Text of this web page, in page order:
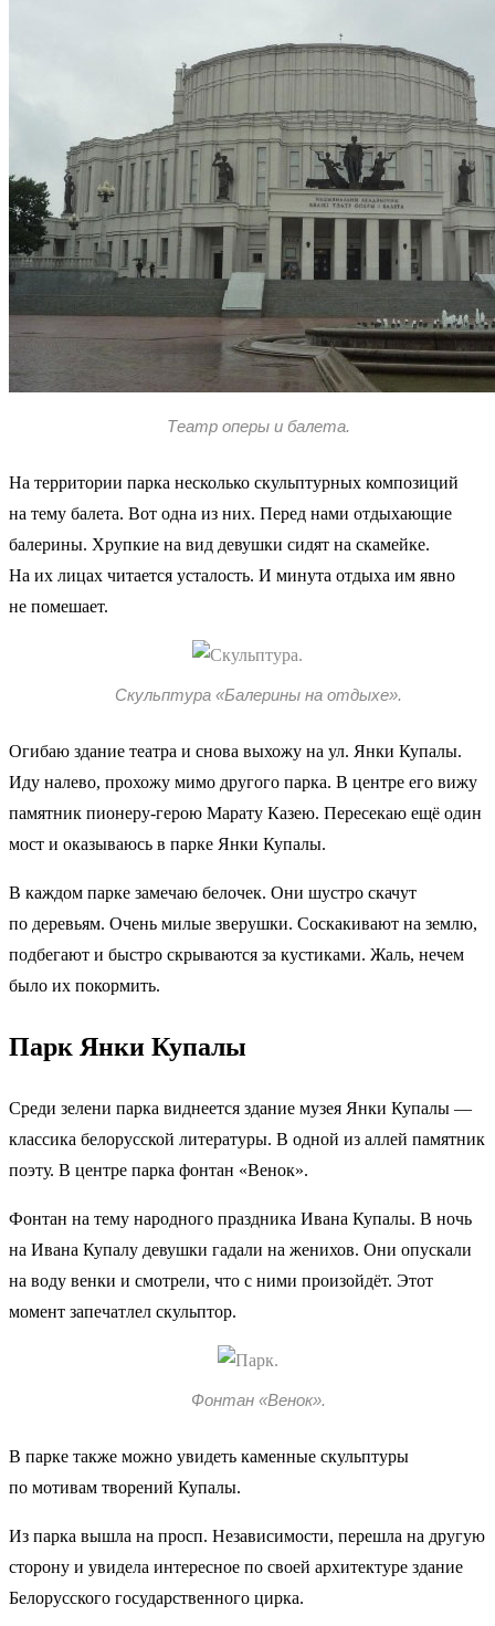
Театр оперы и балета.
На территории парка несколько скульптурных композиций
на тему балета. Вот одна из них. Перед нами отдыхающие
балерины. Хрупкие на вид девушки сидят на скамейке.
На их лицах читается усталость. И минута отдыха им явно
не помешает.
Скульптура «Балерины на отдыхе».
Огибаю здание театра и снова выхожу на ул. Янки Купалы.
Иду налево, прохожу мимо другого парка. В центре его вижу
памятник пионеру-герою Марату Казею. Пересекаю ещё один
мост и оказываюсь в парке Янки Купалы.
В каждом парке замечаю белочек. Они шустро скачут
по деревьям. Очень милые зверушки. Соскакивают на землю,
подбегают и быстро скрываются за кустиками. Жаль, нечем
было их покормить.
Парк Янки Купалы
Среди зелени парка виднеется здание музея Янки Купалы —
классика белорусской литературы. В одной из аллей памятник
поэту. В центре парка фонтан «Венок».
Фонтан на тему народного праздника Ивана Купалы. В ночь
на Ивана Купалу девушки гадали на женихов. Они опускали
на воду венки и смотрели, что с ними произойдёт. Этот
момент запечатлел скульптор.
Фонтан «Венок».
В парке также можно увидеть каменные скульптуры
по мотивам творений Купалы.
Из парка вышла на просп. Независимости, перешла на другую
сторону и увидела интересное по своей архитектуре здание
Белорусского государственного цирка.